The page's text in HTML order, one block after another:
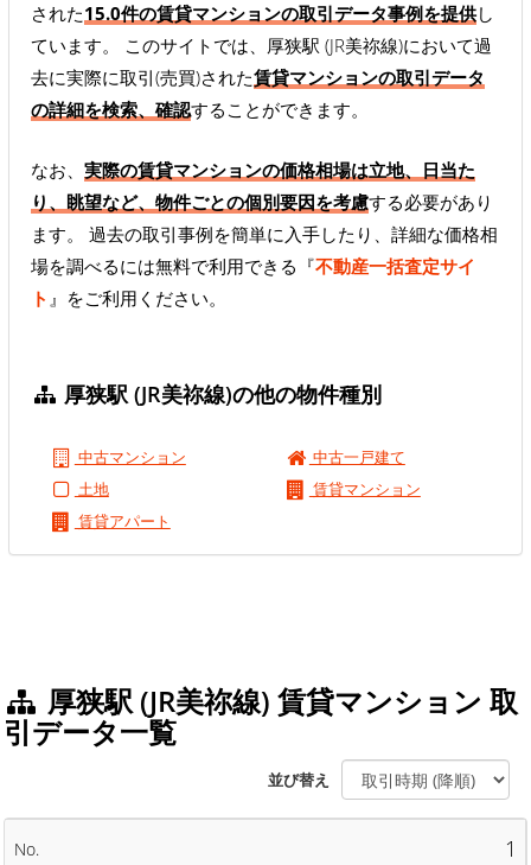
された15.0件の賃貸マンションの取引データ事例を提供し
ています。 このサイトでは、厚狭駅 (JR美祢線)において過
去に実際に取引(売買)された賃貸マンションの取引データ
の詳細を検索、確認することができます。
なお、 実際の賃貸マンションの価格相場は立地、日当た
り、眺望など、物件ごとの個別要因を考慮する必要があり
ます。 過去の取引事例を簡単に入手したり、詳細な価格相
場を調べるには無料で利用できる『不動産一括査定サイ
ト 』をご利用ください。
厚狭駅 (JR美祢線)の他の物件種別
中古マンション
中古一戸建て
土地
賃貸マンション
賃貸アパート
厚狭駅 (JR美祢線) 賃貸マンション 取
引データ一覧
並び替え
1